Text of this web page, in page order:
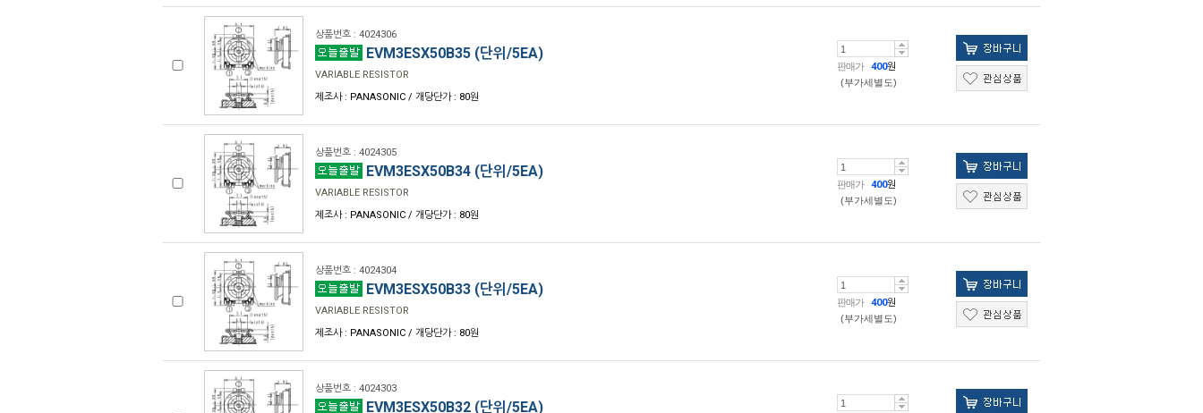
상품번호 : 4024306
EVM3ESX50B35 (단위/5EA)
VARIABLE RESISTOR
제조사 : PANASONIC / 개당단가 : 80원
판매가 400원
(부가세별도)
상품번호 : 4024305
EVM3ESX50B34 (단위/5EA)
VARIABLE RESISTOR
제조사 : PANASONIC / 개당단가 : 80원
판매가 400원
(부가세별도)
상품번호 : 4024304
EVM3ESX50B33 (단위/5EA)
VARIABLE RESISTOR
제조사 : PANASONIC / 개당단가 : 80원
판매가 400원
(부가세별도)
상품번호 : 4024303
EVM3ESX50B32 (단위/5EA)